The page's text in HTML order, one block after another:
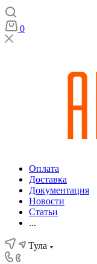
0
Оплата
Доставка
Документация
Новости
Статьи
...
Тула